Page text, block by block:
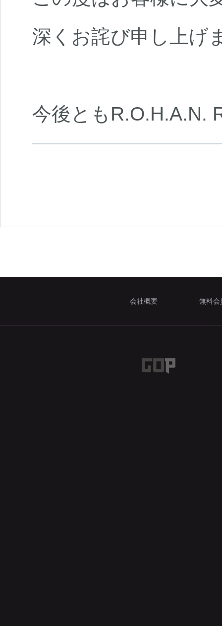
深くお詫び申し上げ
今後ともR.O.H.A.N.
会社概要 無料会